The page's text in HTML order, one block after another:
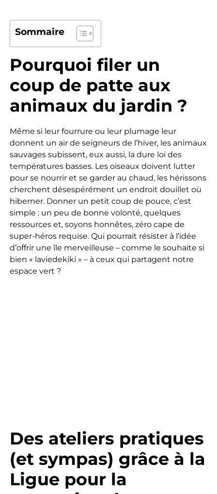
Sommaire
Pourquoi filer un
coup de patte aux
animaux du jardin ?
Même si leur fourrure ou leur plumage leur
donnent un air de seigneurs de l’hiver, les animaux
sauvages subissent, eux aussi, la dure loi des
températures basses. Les oiseaux doivent lutter
pour se nourrir et se garder au chaud, les hérissons
cherchent désespérément un endroit douillet où
hiberner. Donner un petit coup de pouce, c’est
simple : un peu de bonne volonté, quelques
ressources et, soyons honnêtes, zéro cape de
super-héros requise. Qui pourrait résister à l’idée
d’offrir une île merveilleuse – comme le souhaite si
bien « laviedekiki » – à ceux qui partagent notre
espace vert ?
Des ateliers pratiques
(et sympas) grâce à la
Ligue pour la